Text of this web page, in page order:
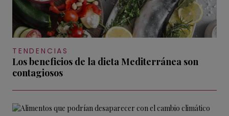
TENDENCIAS
Los beneficios de la dieta Mediterránea son
contagiosos